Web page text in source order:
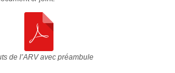
de l’ARV avec préambule